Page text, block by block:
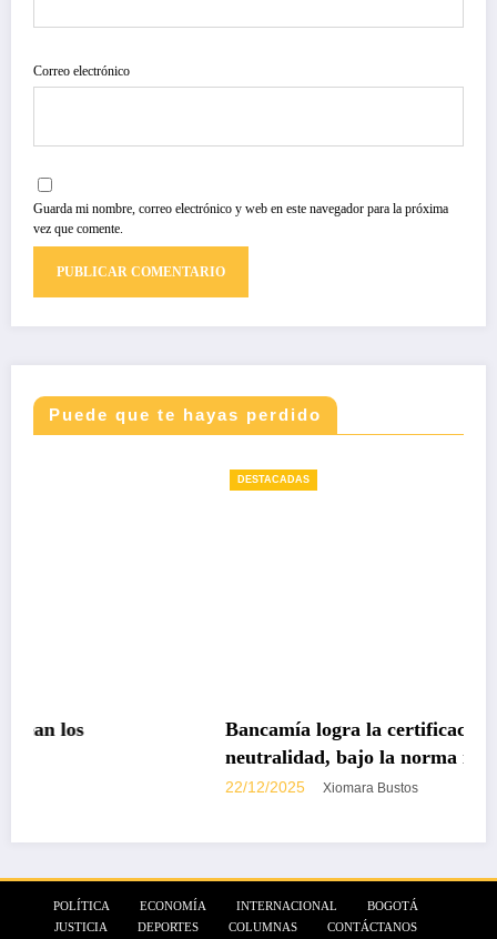
Correo electrónico
Guarda mi nombre, correo electrónico y web en este navegador para la próxima
vez que comente.
Puede que te hayas perdido
Bancamía logra la certificación carbono
neutralidad, bajo la norma internacional ISO
Xiomara Bustos
POLÍTICA ECONOMÍA INTERNACIONAL
BOGOTÁ
JUSTICIA
DEPORTES COLUMNAS CONTÁCTANOS